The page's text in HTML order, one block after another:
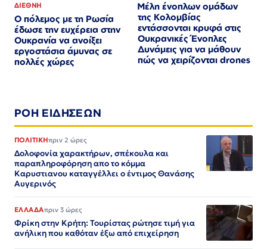
ΔΙΕΘΝΗ
Ο πόλεμος με τη Ρωσία
έδωσε την ευχέρεια στην
Ουκρανία να ανοίξει
εργοστάσια άμυνας σε
πολλές χώρες
Μέλη ένοπλων ομάδων
της Κολομβίας
εντάσσονται κρυφά στις
Ουκρανικές Ένοπλες
Δυνάμεις για να μάθουν
πώς να χειρίζονται drones
ΡΟΗ ΕΙΔΗΣΕΩΝ
ΠΟΛΙΤΙΚΗπριν 2 ώρες
Δολοφονία χαρακτήρων, σπέκουλα και
παραπληροφόρηση απο το κόμμα
Καρυστιανου καταγγέλλει ο έντιμος Θανάσης
Αυγερινός
ΕΛΛΑΔΑπριν 3 ώρες
Φρίκη στην Κρήτη: Τουρίστας ρώτησε τιμή για
ανήλικη που καθόταν έξω από επιχείρηση